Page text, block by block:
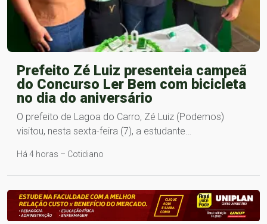
Prefeito Zé Luiz presenteia campeã
do Concurso Ler Bem com bicicleta
no dia do aniversário
O prefeito de Lagoa do Carro, Zé Luiz (Podemos)
visitou, nesta sexta-feira (7), a estudante…
Há 4 horas – Cotidiano